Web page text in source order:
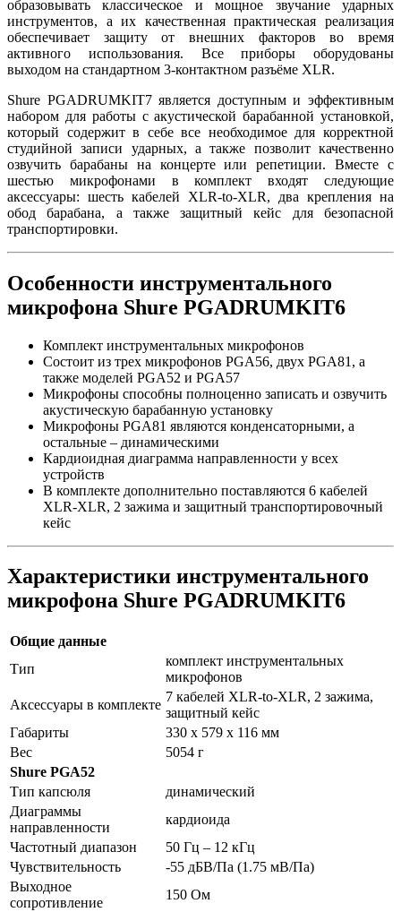
образовывать классическое и мощное звучание ударных
инструментов, а их качественная практическая реализация
обеспечивает защиту от внешних факторов во время
активного использования. Все приборы оборудованы
выходом на стандартном 3-контактном разъёме XLR.
Shure PGADRUMKIT7 является доступным и эффективным
набором для работы с акустической барабанной установкой,
который содержит в себе все необходимое для корректной
студийной записи ударных, а также позволит качественно
озвучить барабаны на концерте или репетиции. Вместе с
шестью микрофонами в комплект входят следующие
аксессуары: шесть кабелей XLR-to-XLR, два крепления на
обод барабана, а также защитный кейс для безопасной
транспортировки.
Особенности инструментального
микрофона Shure PGADRUMKIT6
Комплект инструментальных микрофонов
Состоит из трех микрофонов PGA56, двух PGA81, а
также моделей PGA52 и PGA57
Микрофоны способны полноценно записать и озвучить
акустическую барабанную установку
Микрофоны PGA81 являются конденсаторными, а
остальные – динамическими
Кардиоидная диаграмма направленности у всех
устройств
В комплекте дополнительно поставляются 6 кабелей
XLR-XLR, 2 зажима и защитный транспортировочный
кейс
Характеристики инструментального
микрофона Shure PGADRUMKIT6
Общие данные
Тип
комплект инструментальных
микрофонов
Аксессуары в комплекте
7 кабелей XLR-to-XLR, 2 зажима,
защитный кейс
Габариты
330 x 579 x 116 мм
Вес
5054 г
Shure PGA52
Тип капсюля
динамический
Диаграммы
направленности
кардиоида
Частотный диапазон
50 Гц – 12 кГц
Чувствительность
-55 дБВ/Па (1.75 мВ/Па)
Выходное
сопротивление
150 Ом